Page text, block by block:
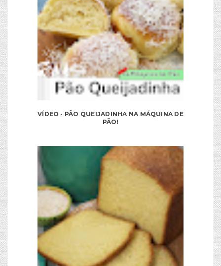
VÍDEO - PÃO QUEIJADINHA NA MÁQUINA DE
PÃO!